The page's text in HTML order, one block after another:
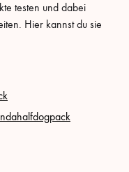
testen und dabei
Hier kannst du sie